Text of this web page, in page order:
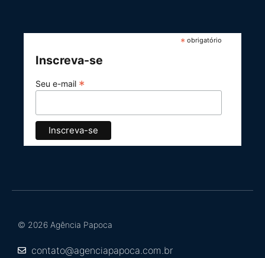
* obrigatório
Inscreva-se
Seu e-mail *
© 2026 Agência Papoca
contato@agenciapapoca.com.br